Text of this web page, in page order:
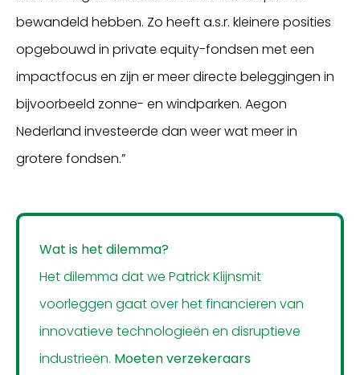
bewandeld hebben. Zo heeft a.s.r. kleinere posities
opgebouwd in private equity-fondsen met een
impactfocus en zijn er meer directe beleggingen in
bijvoorbeeld zonne- en windparken. Aegon
Nederland investeerde dan weer wat meer in
grotere fondsen.”
Wat is het dilemma?
Het dilemma dat we Patrick Klijnsmit
voorleggen gaat over het financieren van
innovatieve technologieën en disruptieve
industrieën. Moeten verzekeraars